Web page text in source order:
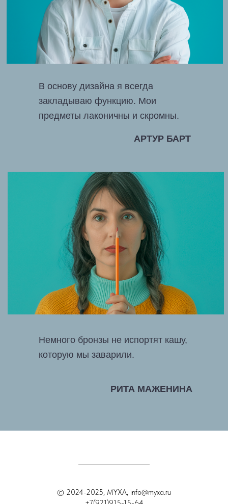
В основу дизайна я всегда
закладываю функцию. Мои
предметы лаконичны и скромны.
АРТУР БАРТ
Немного бронзы не испортят кашу,
которую мы заварили.
РИТА МАЖЕНИНА
© 2024-2025, MYXA, info@myxa.ru